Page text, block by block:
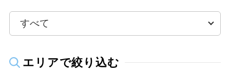
エリアで絞り込む